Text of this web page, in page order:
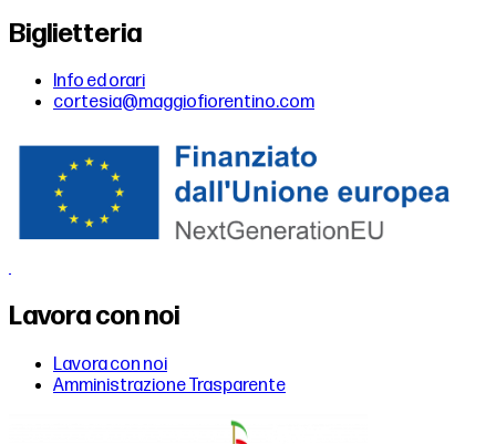
Biglietteria
Info ed orari
cortesia@maggiofiorentino.com
Lavora con noi
Lavora con noi
Amministrazione Trasparente